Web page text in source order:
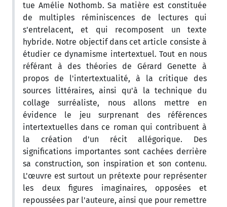
tue Amélie Nothomb. Sa matière est constituée
de multiples réminiscences de lectures qui
s'entrelacent, et qui recomposent un texte
hybride. Notre objectif dans cet article consiste à
étudier ce dynamisme intertextuel. Tout en nous
référant à des théories de Gérard Genette à
propos de l'intertextualité, à la critique des
sources littéraires, ainsi qu'à la technique du
collage surréaliste, nous allons mettre en
évidence le jeu surprenant des références
intertextuelles dans ce roman qui contribuent à
la création d'un récit allégorique. Des
significations importantes sont cachées derrière
sa construction, son inspiration et son contenu.
L'œuvre est surtout un prétexte pour représenter
les deux figures imaginaires, opposées et
repoussées par l'auteure, ainsi que pour remettre